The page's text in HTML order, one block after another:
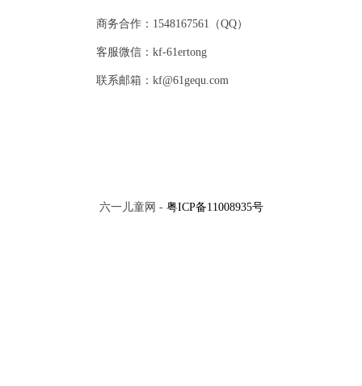
商务合作：1548167561（QQ）
客服微信：kf-61ertong
联系邮箱：kf@61gequ.com
六一儿童网 - 粤ICP备11008935号